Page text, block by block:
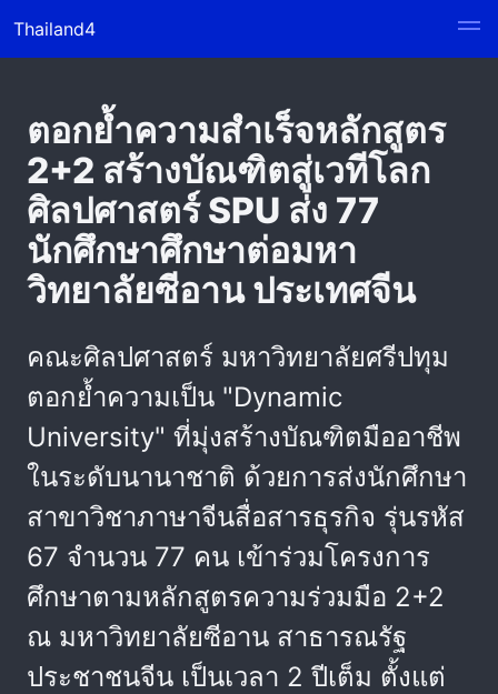
Thailand4
ตอกย้ำความสำเร็จหลักสูตร
2+2 สร้างบัณฑิตสู่เวทีโลก
ศิลปศาสตร์ SPU ส่ง 77
นักศึกษาศึกษาต่อมหา
วิทยาลัยซีอาน ประเทศจีน
คณะศิลปศาสตร์ มหาวิทยาลัยศรีปทุม
ตอกย้ำความเป็น "Dynamic
University" ที่มุ่งสร้างบัณฑิตมืออาชีพ
ในระดับนานาชาติ ด้วยการส่งนักศึกษา
สาขาวิชาภาษาจีนสื่อสารธุรกิจ รุ่นรหัส
67 จำนวน 77 คน เข้าร่วมโครงการ
ศึกษาตามหลักสูตรความร่วมมือ 2+2
ณ มหาวิทยาลัยซีอาน สาธารณรัฐ
ประชาชนจีน เป็นเวลา 2 ปีเต็ม ตั้งแต่